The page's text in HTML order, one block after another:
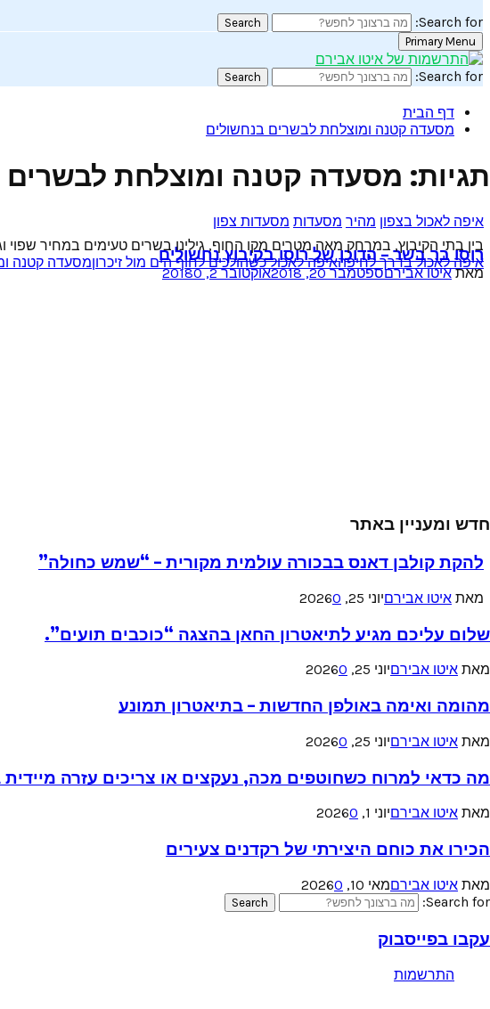
Search for:
Search
Primary Menu
Search for:
Search
דף הבית
מסעדה קטנה ומוצלחת לבשרים בנחשולים
תגיות: מסעדה קטנה ומוצלחת לבשרים
איפה לאכול בצפון מהיר מסעדות מסעדות צפון
רוסו בר בשר – הדוכן של רוסו בקיבוץ נחשולים
מאתאיטו אבירםספטמבר 20, 2018 אוקטובר 2, 2018 0
בין בתי הקיבוץ, במרחק מאה מטרים מקו החוף, גילינו בשרים טעימים במחיר שפוי
איפה לאכול בדרך לחיפהאיפה לאכול כשהולכים לחוף הים מול זיכרוןמסעדה קטנה
חדש ומעניין באתר
להקת קולבן דאנס בבכורה עולמית מקורית – “שמש כחולה”
מאת איטו אבירםיוני 25, 2026 0
שלום עליכם מגיע לתיאטרון החאן בהצגה “כוכבים תועים”.
מאת איטו אבירםיוני 25, 2026 0
מהומה ואימה באולפן החדשות – בתיאטרון תמונע
מאת איטו אבירםיוני 25, 2026 0
מה כדאי למרוח כשחוטפים מכה, נעקצים או צריכים עזרה מיידית
מאת איטו אבירםיוני 1, 2026 0
הכירו את כוחם היצירתי של רקדנים צעירים
מאת איטו אבירםמאי 10, 2026
0
Search for:
Search
עקבו בפייסבוק
התרשמות